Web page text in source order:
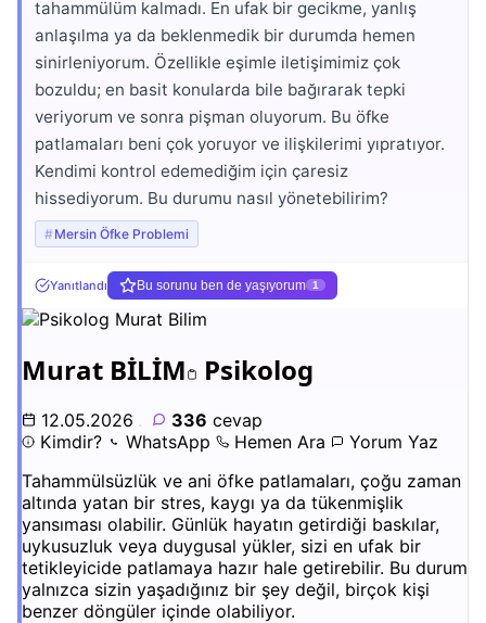
tahammülüm kalmadı. En ufak bir gecikme, yanlış
anlaşılma ya da beklenmedik bir durumda hemen
sinirleniyorum. Özellikle eşimle iletişimimiz çok
bozuldu; en basit konularda bile bağırarak tepki
veriyorum ve sonra pişman oluyorum. Bu öfke
patlamaları beni çok yoruyor ve ilişkilerimi yıpratıyor.
Kendimi kontrol edemediğim için çaresiz
hissediyorum. Bu durumu nasıl yönetebilirim?
Mersin Öfke Problemi
Yanıtlandı Bu sorunu ben de yaşıyorum 1
Murat BİLİM Psikolog
12.05.2026 . 336 cevap
Kimdir?
WhatsApp Hemen Ara
Yorum Yaz
Tahammülsüzlük ve ani öfke patlamaları, çoğu zaman
altında yatan bir stres, kaygı ya da tükenmişlik
yansıması olabilir. Günlük hayatın getirdiği baskılar,
uykusuzluk veya duygusal yükler, sizi en ufak bir
tetikleyicide patlamaya hazır hale getirebilir. Bu durum
yalnızca sizin yaşadığınız bir şey değil, birçok kişi
benzer döngüler içinde olabiliyor.